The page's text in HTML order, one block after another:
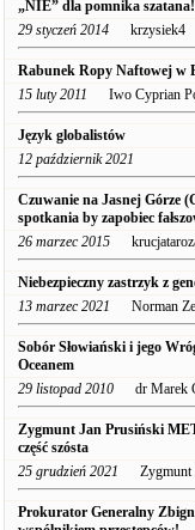
„NIE” dla pomnika szatana!
29 styczeń 2014 krzysiek4
Rabunek Ropy Naftowej w
15 luty 2011 Iwo Cyprian
Język globalistów
12 październik 2021
Czuwanie na Jasnej Górze
spotkania by zapobiec
26 marzec 2015
Niebezpieczny zastrzyk z
13 marzec 2021 Norman
Sobór Słowiański i jego
Oceanem
29 listopad 2010 dr Marek
Zygmunt Jan Prusiński
część szósta
25 grudzień 2021 Zygmunt
Prokurator Generalny